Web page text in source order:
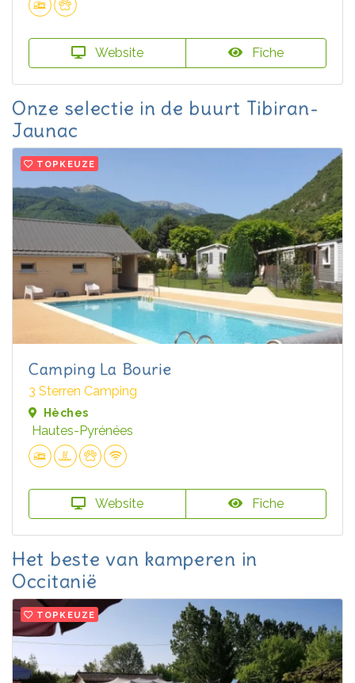
Website Fiche
Onze selectie in de buurt Tibiran-
Jaunac
TOPKEUZE
Camping La Bourie
3 Sterren Camping
Hèches
Hautes-Pyrénées
Website Fiche
Het beste van kamperen in
Occitanië
TOPKEUZE